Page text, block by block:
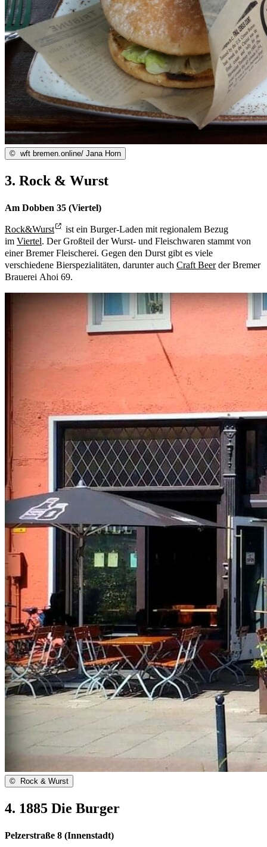
© wft bremen.online/ Jana Horn
3. Rock & Wurst
Am Dobben 35 (Viertel)
Rock&Wurst
ist ein Burger-Laden mit regionalem Bezug
im Viertel. Der Großteil der Wurst- und Fleischwaren stammt von
einer Bremer Fleischerei. Gegen den Durst gibt es viele
verschiedene Bierspezialitäten, darunter auch Craft Beerder Bremer
Brauerei Ahoi 69.
© Rock & Wurst
4. 1885 Die Burger
Pelzerstraße 8 (Innenstadt)